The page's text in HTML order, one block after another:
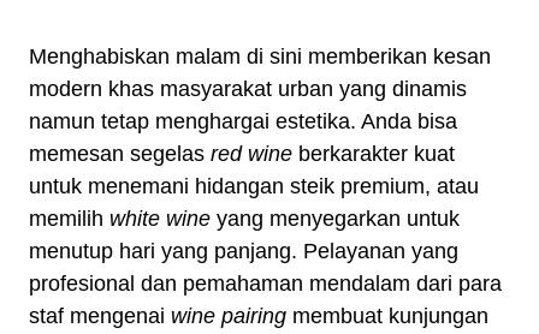
Menghabiskan malam di sini memberikan kesan
modern khas masyarakat urban yang dinamis
namun tetap menghargai estetika. Anda bisa
memesan segelas red wine berkarakter kuat
untuk menemani hidangan steik premium, atau
memilih white wine yang menyegarkan untuk
menutup hari yang panjang. Pelayanan yang
profesional dan pemahaman mendalam dari para
staf mengenai wine pairing membuat kunjungan